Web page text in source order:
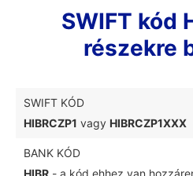
SWIFT kód
részekre
SWIFT KÓD
HIBRCZP1 vagy HIBRCZP1XXX
BANK KÓD
HIBR - a kód ehhez van